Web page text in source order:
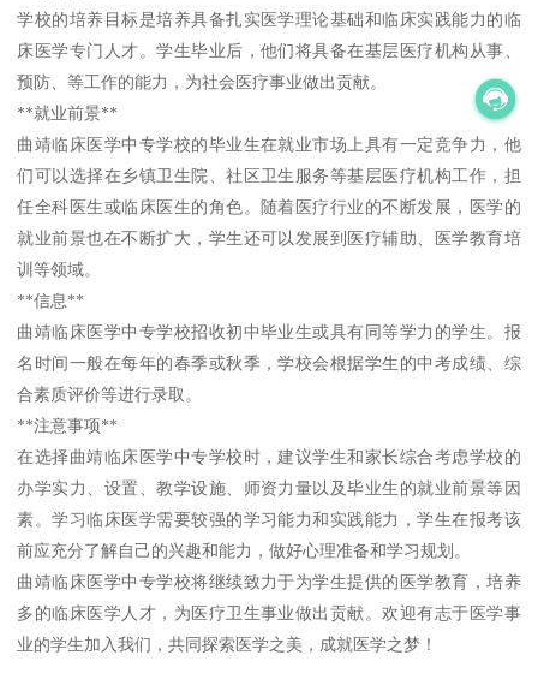
学校的培养目标是培养具备扎实医学理论基础和临床实践能力的临
床医学专门人才。学生毕业后，他们将具备在基层医疗机构从事、
预防、等工作的能力，为社会医疗事业做出贡献。
**就业前景**
曲靖临床医学中专学校的毕业生在就业市场上具有一定竞争力，他
们可以选择在乡镇卫生院、社区卫生服务等基层医疗机构工作，担
任全科医生或临床医生的角色。随着医疗行业的不断发展，医学的
就业前景也在不断扩大，学生还可以发展到医疗辅助、医学教育培
训等领域。
**信息**
曲靖临床医学中专学校招收初中毕业生或具有同等学力的学生。报
名时间一般在每年的春季或秋季，学校会根据学生的中考成绩、综
合素质评价等进行录取。
**注意事项**
在选择曲靖临床医学中专学校时，建议学生和家长综合考虑学校的
办学实力、设置、教学设施、师资力量以及毕业生的就业前景等因
素。学习临床医学需要较强的学习能力和实践能力，学生在报考该
前应充分了解自己的兴趣和能力，做好心理准备和学习规划。
曲靖临床医学中专学校将继续致力于为学生提供的医学教育，培养
多的临床医学人才，为医疗卫生事业做出贡献。欢迎有志于医学事
业的学生加入我们，共同探索医学之美，成就医学之梦！